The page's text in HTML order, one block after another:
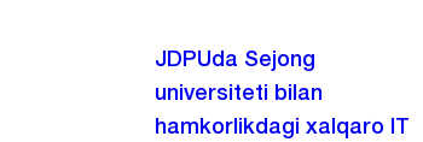
JDPUda Sejong
universiteti bilan
hamkorlikdagi xalqaro IT